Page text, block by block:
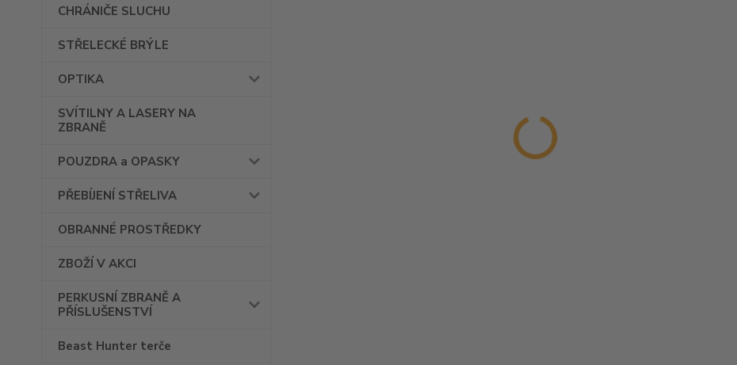
CHRÁNIČE SLUCHU
STŘELECKÉ BRÝLE
OPTIKA
SVÍTILNY A LASERY NA
ZBRANĚ
POUZDRA a OPASKY
PŘEBÍJENÍ STŘELIVA
OBRANNÉ PROSTŘEDKY
ZBOŽÍ V AKCI
PERKUSNÍ ZBRANĚ A
PŘÍSLUŠENSTVÍ
Beast Hunter terče